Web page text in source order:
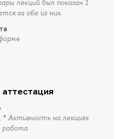
лекций был показан 1
за обе из них.
Активность на лекциях
работа